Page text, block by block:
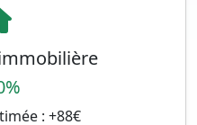
: +88€